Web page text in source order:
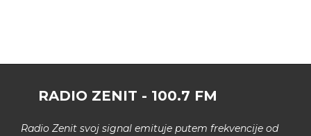
RADIO ZENIT - 100.7 FM
Radio Zenit svoj signal emituje putem frekvencije od